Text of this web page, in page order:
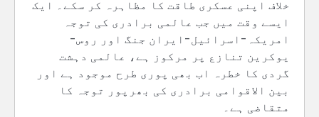
خلاف اپنی عسکری طاقت کا مظاہرہ کر سکے۔ ایک
ایسے وقت میں جب عالمی برادری کی توجہ
امریکہ-اسرائیل-ایران جنگ اور روس-
یوکرین تنازع پر مرکوز ہے، عالمی دہشت
گردی کا خطرہ اب بھی پوری طرح موجود ہے اور
بین الاقوامی برادری کی بھرپور توجہ کا
متقاضی ہے۔